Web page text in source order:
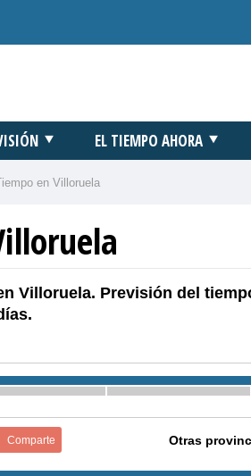
EL TIEMPO AHORA
en Villoruela
Villoruela. Previsión del
Comparte Otras